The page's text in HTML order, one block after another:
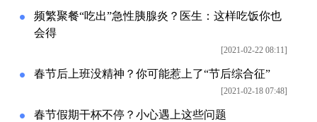
频繁聚餐“吃出”急性胰腺炎？医生：这样吃饭你也
会得
[2021-02-22 08:11]
春节后上班没精神？你可能惹上了“节后综合征”
[2021-02-18 07:48]
春节假期干杯不停？小心遇上这些问题